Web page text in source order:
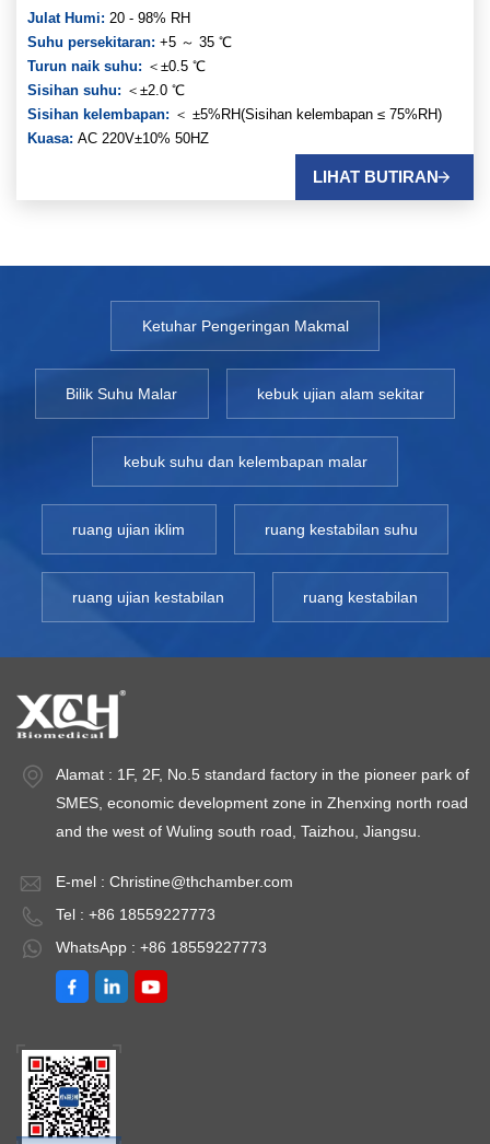
Julat Humi: 20 - 98% RH
Suhu persekitaran: +5 ～ 35 ℃
Turun naik suhu: ＜±0.5 ℃
Sisihan suhu: ＜±2.0 ℃
Sisihan kelembapan: ＜ ±5%RH(Sisihan kelembapan ≤ 75%RH)
Kuasa: AC 220V±10% 50HZ
LIHAT BUTIRAN
Ketuhar Pengeringan Makmal
Bilik Suhu Malar kebuk ujian alam sekitar
kebuk suhu dan kelembapan malar
ruang ujian iklim ruang kestabilan suhu
ruang ujian kestabilan ruang kestabilan
Alamat : 1F, 2F, No.5 standard factory in the pioneer park of
SMES, economic development zone in Zhenxing north road
and the west of Wuling south road, Taizhou, Jiangsu.
E-mel : Christine@thchamber.com
Tel : +86 18559227773
WhatsApp : +86 18559227773